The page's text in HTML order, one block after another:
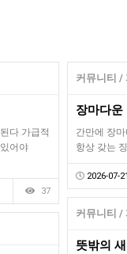
다.가급적
어야
37
커뮤니티 /
장마다운
간만에 장
항상 갖는
2026-07-
커뮤니티 /
뜻밖의